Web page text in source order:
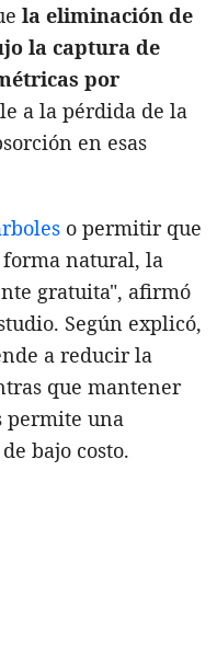
la eliminación de
la captura de
por
a la pérdida de la
en esas
o permitir que
forma natural, la
gratuita", afirmó
Según explicó,
a reducir la
que mantener
permite una
bajo costo.